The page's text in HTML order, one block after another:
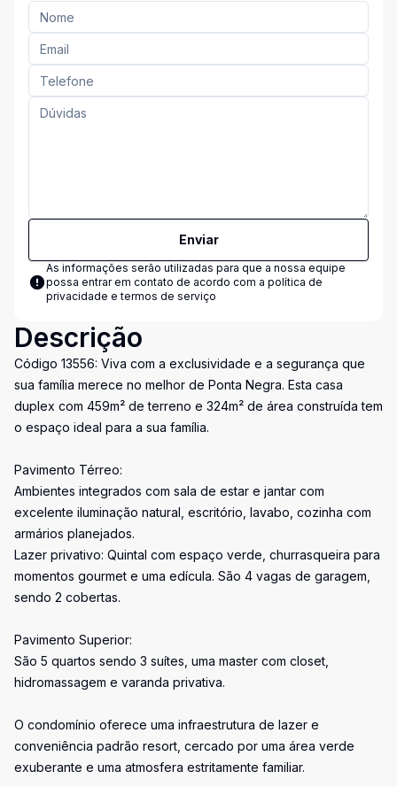
Enviar
As informações serão utilizadas para que a nossa equipe
possa entrar em contato de acordo com a política de
privacidade e termos de serviço
Descrição
Código 13556: Viva com a exclusividade e a segurança que
sua família merece no melhor de Ponta Negra. Esta casa
duplex com 459m² de terreno e 324m² de área construída tem
o espaço ideal para a sua família.
Pavimento Térreo:
Ambientes integrados com sala de estar e jantar com
excelente iluminação natural, escritório, lavabo, cozinha com
armários planejados.
Lazer privativo: Quintal com espaço verde, churrasqueira para
momentos gourmet e uma edícula. São 4 vagas de garagem,
sendo 2 cobertas.
Pavimento Superior:
São 5 quartos sendo 3 suítes, uma master com closet,
hidromassagem e varanda privativa.
O condomínio oferece uma infraestrutura de lazer e
conveniência padrão resort, cercado por uma área verde
exuberante e uma atmosfera estritamente familiar.